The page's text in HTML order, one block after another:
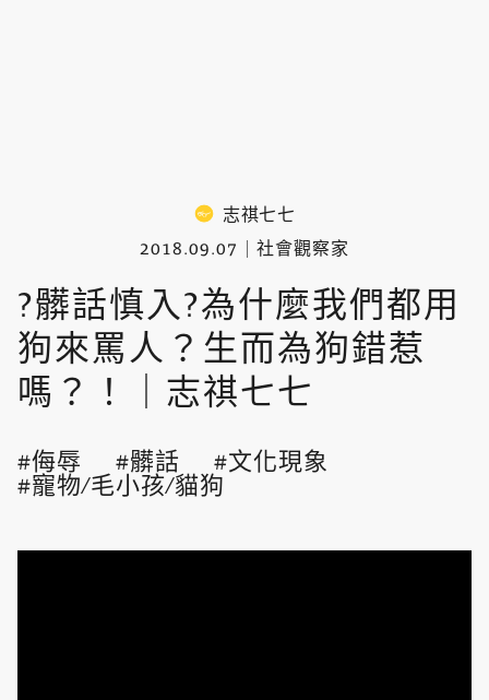
志祺七七
2018.09.07
社會觀察家
?髒話慎入?為什麼我們都用
狗來罵人？生而為狗錯惹
嗎？！｜志祺七七
侮辱 髒話
文化現象
寵物/毛小孩/貓狗